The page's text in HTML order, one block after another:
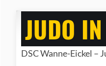
JUDO
DSC Wanne-Eickel –